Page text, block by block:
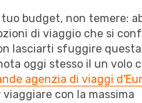
budget, non temere:
di viaggio che si
lasciarti sfuggire questa
oggi stesso il un volo
agenzia di viaggi
con la massima